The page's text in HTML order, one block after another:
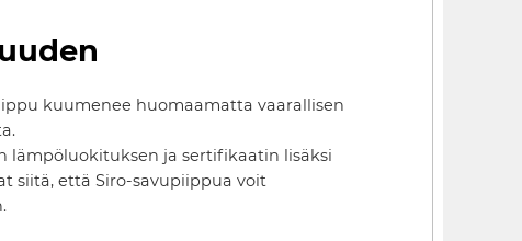
kuumenee huomaamatta vaarallisen
lämpöluokituksen ja sertifikaatin lisäksi
siitä, että Siro-savupiippua voit